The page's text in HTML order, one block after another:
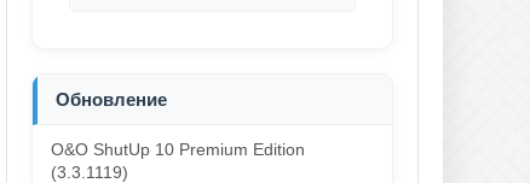
Обновление
O&O ShutUp 10 Premium Edition
(3.3.1119)